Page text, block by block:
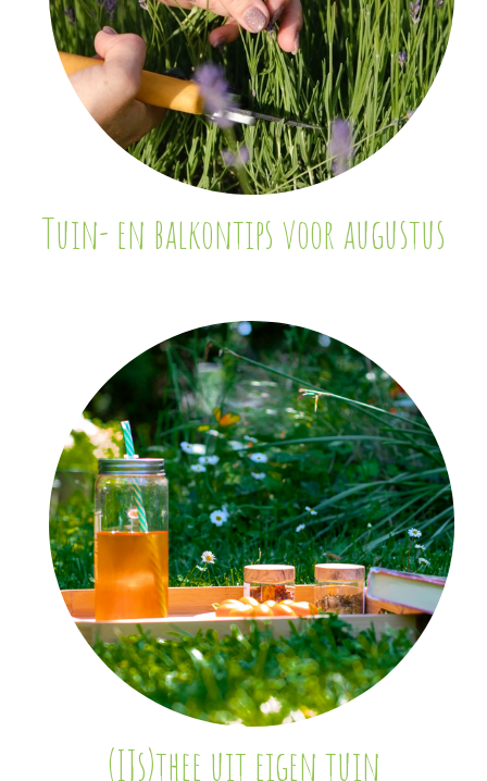
Tuin- en balkontips voor augustus
(IJs)thee uit eigen tuin